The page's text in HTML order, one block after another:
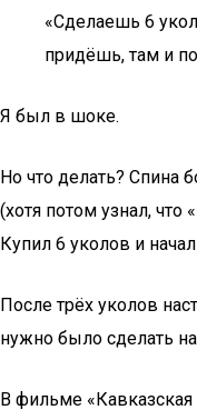
«Сделаешь 6
придёшь, там и
Я был в шоке.
Но что делать? Спина
(хотя потом узнал, что
Купил 6 уколов и
После трёх уколов
нужно было сделать
В фильме